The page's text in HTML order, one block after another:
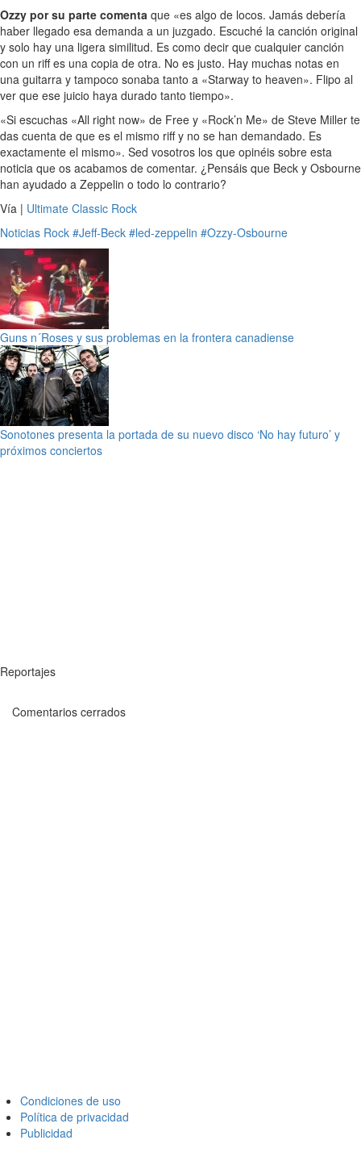
Ozzy por su parte comenta que «es algo de locos. Jamás debería
haber llegado esa demanda a un juzgado. Escuché la canción original
y solo hay una ligera similitud. Es como decir que cualquier canción
con un riff es una copia de otra. No es justo. Hay muchas notas en
una guitarra y tampoco sonaba tanto a «Starway to heaven». Flipo al
ver que ese juicio haya durado tanto tiempo».
«Si escuchas «All right now» de Free y «Rock’n Me» de Steve Miller te
das cuenta de que es el mismo riff y no se han demandado. Es
exactamente el mismo». Sed vosotros los que opinéis sobre esta
noticia que os acabamos de comentar. ¿Pensáis que Beck y Osbourne
han ayudado a Zeppelin o todo lo contrario?
Vía | Ultimate Classic Rock
Noticias Rock #Jeff-Beck #led-zeppelin #Ozzy-Osbourne
Guns n´Roses y sus problemas en la frontera canadiense
Sonotones presenta la portada de su nuevo disco ‘No hay futuro’ y
próximos conciertos
Reportajes
Comentarios cerrados
Condiciones de uso
Política de privacidad
Publicidad